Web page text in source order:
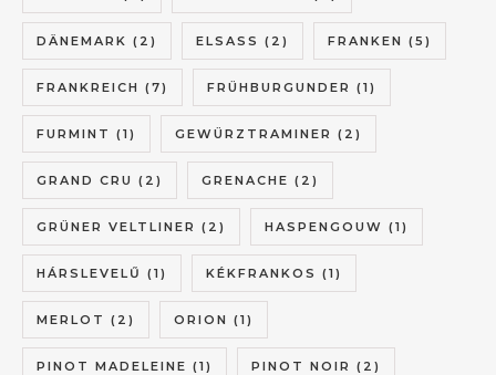
DÄNEMARK (2) ELSASS (2) FRANKEN (5)
FRANKREICH (7) FRÜHBURGUNDER (1)
FURMINT (1) GEWÜRZTRAMINER (2)
GRAND CRU (2) GRENACHE (2)
GRÜNER VELTLINER (2) HASPENGOUW (1)
HÁRSLEVELŰ (1) KÉKFRANKOS (1)
MERLOT (2) ORION (1)
PINOT MADELEINE (1) PINOT NOIR (2)